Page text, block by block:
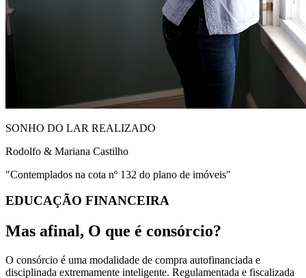
SONHO DO LAR REALIZADO
Rodolfo & Mariana Castilho
"Contemplados na cota nº 132 do plano de imóveis"
EDUCAÇÃO FINANCEIRA
Mas afinal, O que é consórcio?
O consórcio é uma modalidade de compra autofinanciada e
disciplinada extremamente inteligente. Regulamentada e fiscalizada